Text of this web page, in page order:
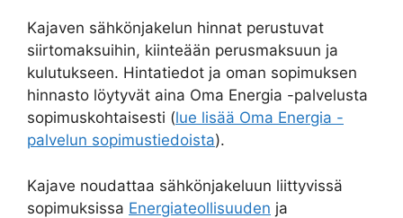
Kajaven sähkönjakelun hinnat perustuvat
siirtomaksuihin, kiinteään perusmaksuun ja
kulutukseen. Hintatiedot ja oman sopimuksen
hinnasto löytyvät aina Oma Energia -palvelusta
sopimuskohtaisesti (lue lisää Oma Energia -
palvelun sopimustiedoista).
Kajave noudattaa sähkönjakeluun liittyvissä
sopimuksissa Energiateollisuuden ja